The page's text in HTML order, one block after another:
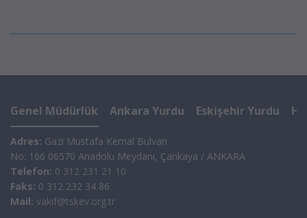
Genel Müdürlük Ankara Yurdu Eskişehir Yurdu
Adres: Gazi Mustafa Kemal Bulvarı
No: 166 06570 Anadolu Meydanı, Çankaya / ANKARA
Telefon: 0 312 231 21 10
Faks: 0 312 232 34 86
Mail: vakif@tskev.org.tr